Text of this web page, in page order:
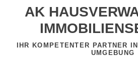
AK
IHR KOMPETENTER PARTNER
UMGEBUNG